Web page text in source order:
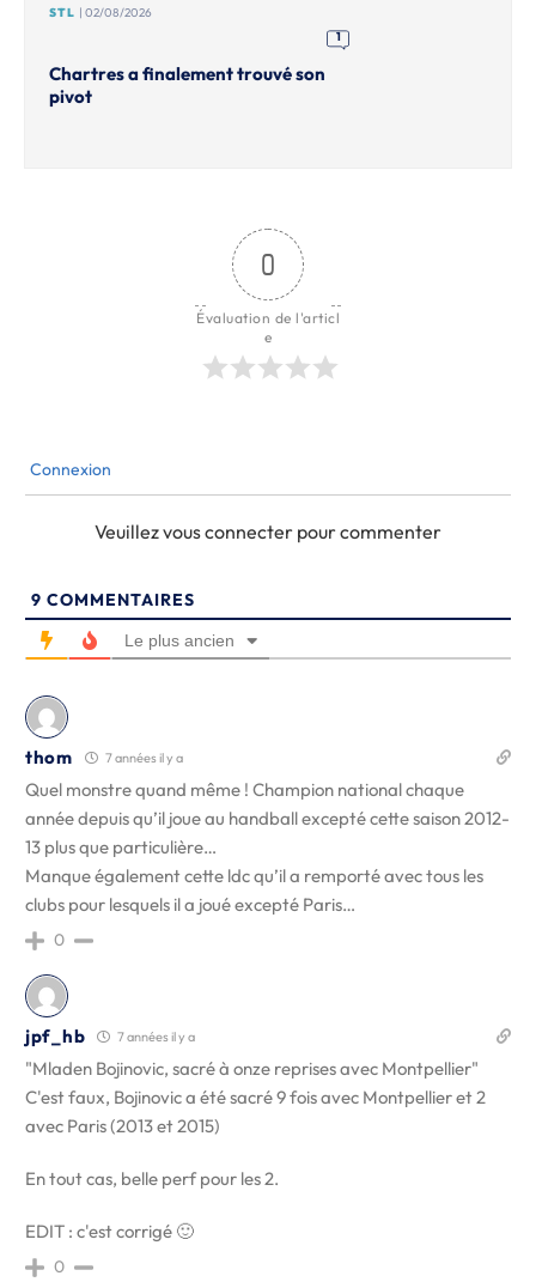
STL | 02/08/2026
1
Chartres a finalement trouvé son
pivot
0
Évaluation de l'articl
e
Connexion
Veuillez vous connecter pour commenter
9 COMMENTAIRES
Le plus ancien
thom 7 années il y a
Quel monstre quand même ! Champion national chaque
année depuis qu’il joue au handball excepté cette saison 2012-
13 plus que particulière…
Manque également cette ldc qu’il a remporté avec tous les
clubs pour lesquels il a joué excepté Paris…
0
jpf_hb 7 années il y a
"Mladen Bojinovic, sacré à onze reprises avec Montpellier"
C'est faux, Bojinovic a été sacré 9 fois avec Montpellier et 2
avec Paris (2013 et 2015)
En tout cas, belle perf pour les 2.
EDIT : c'est corrigé 🙂
0